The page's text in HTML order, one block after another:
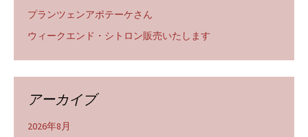
プランツェンアポテーケさん
ウィークエンド・シトロン販売いたします
アーカイブ
2026年8月